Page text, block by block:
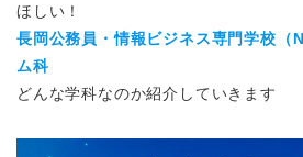
ほしい！
長岡公務員・情報ビジネス専門学校（
ム科
どんな学科なのか紹介していきます